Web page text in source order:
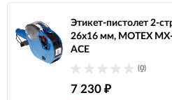
Этикет-пистолет 2-
26х16 мм, MOTEX
ACE
(0)
7 230 ₽